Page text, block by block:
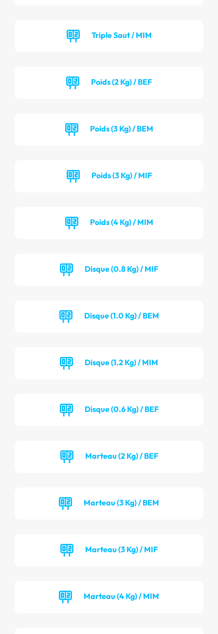
Triple Saut / MIM
Poids (2 Kg) / BEF
Poids (3 Kg) / BEM
Poids (3 Kg) / MIF
Poids (4 Kg) / MIM
Disque (0.8 Kg) / MIF
Disque (1.0 Kg) / BEM
Disque (1.2 Kg) / MIM
Disque (0.6 Kg) / BEF
Marteau (2 Kg) / BEF
Marteau (3 Kg) / BEM
Marteau (3 Kg) / MIF
Marteau (4 Kg) / MIM